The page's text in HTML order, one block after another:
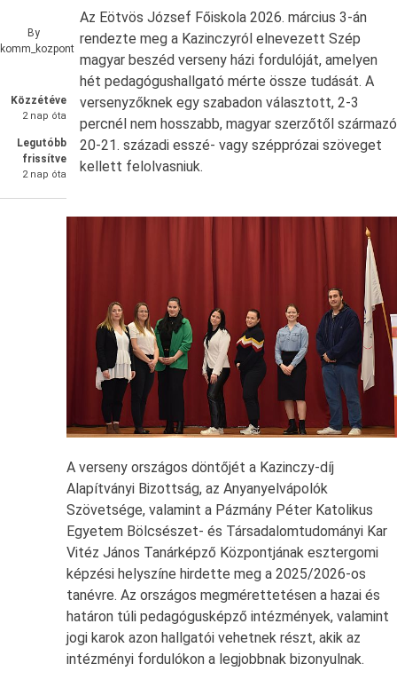
By
komm_kozpont
Közzétéve
2 nap óta
Legutóbb
frissítve
2 nap óta
Az Eötvös József Főiskola 2026. március 3-án
rendezte meg a Kazinczyról elnevezett Szép
magyar beszéd verseny házi fordulóját, amelyen
hét pedagógushallgató mérte össze tudását. A
versenyzőknek egy szabadon választott, 2-3
percnél nem hosszabb, magyar szerzőtől származó
20-21. századi esszé- vagy szépprózai szöveget
kellett felolvasniuk.
A verseny országos döntőjét a Kazinczy-díj
Alapítványi Bizottság, az Anyanyelvápolók
Szövetsége, valamint a Pázmány Péter Katolikus
Egyetem Bölcsészet- és Társadalomtudományi Kar
Vitéz János Tanárképző Központjának esztergomi
képzési helyszíne hirdette meg a 2025/2026-os
tanévre. Az országos megmérettetésen a hazai és
határon túli pedagógusképző intézmények, valamint
jogi karok azon hallgatói vehetnek részt, akik az
intézményi fordulókon a legjobbnak bizonyulnak.